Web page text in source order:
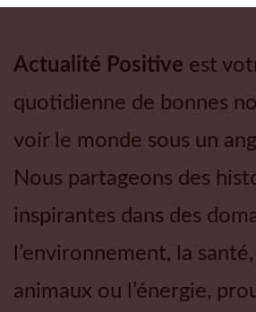
Actualité Positive est
quotidienne de bonnes
voir le monde sous un
Nous partageons des
inspirantes dans des
l’environnement, la
animaux ou l’énergie,